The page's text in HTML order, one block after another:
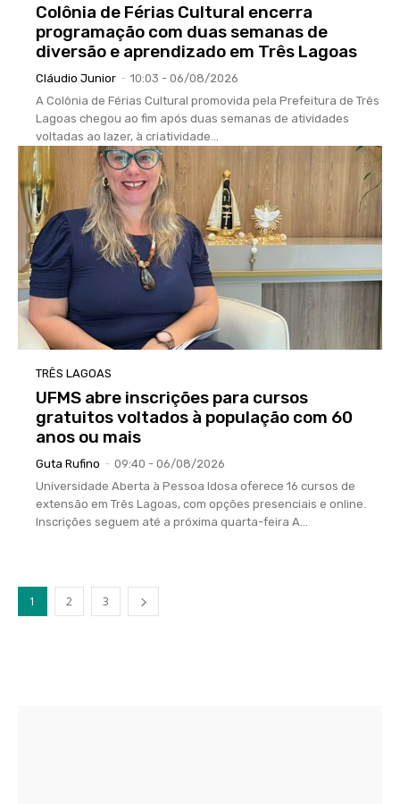
Colônia de Férias Cultural encerra
programação com duas semanas de
diversão e aprendizado em Três Lagoas
Cláudio Junior - 10:03 - 06/08/2026
A Colônia de Férias Cultural promovida pela Prefeitura de Três
Lagoas chegou ao fim após duas semanas de atividades
voltadas ao lazer, à criatividade...
TRÊS LAGOAS
UFMS abre inscrições para cursos
gratuitos voltados à população com 60
anos ou mais
Guta Rufino - 09:40 - 06/08/2026
Universidade Aberta à Pessoa Idosa oferece 16 cursos de
extensão em Três Lagoas, com opções presenciais e online.
Inscrições seguem até a próxima quarta-feira A...
1 2 3